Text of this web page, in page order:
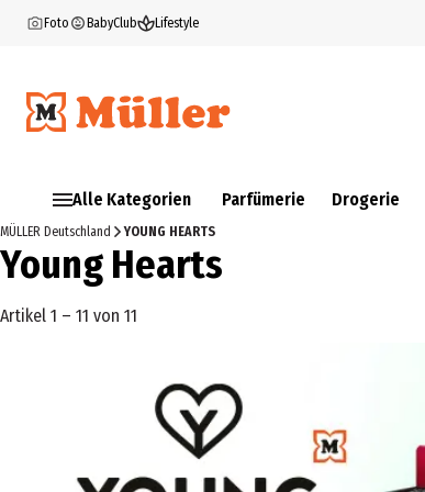
Foto BabyClub Lifestyle
Alle Kategorien Parfümerie Drogerie
MÜLLER Deutschland YOUNG HEARTS
Young Hearts
Artikel 1 – 11 von 11